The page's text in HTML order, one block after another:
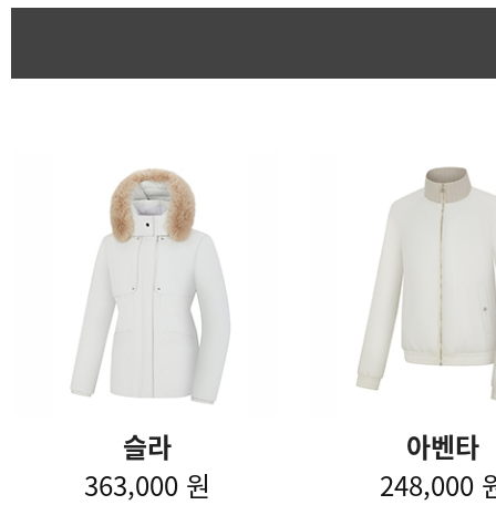
슬라
363,000 원
아벤타
248,000